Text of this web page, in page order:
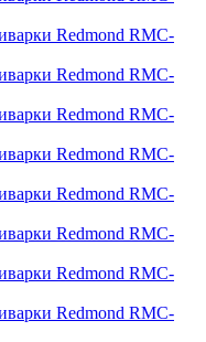
Redmond RMC-
Redmond RMC-
Redmond RMC-
Redmond RMC-
Redmond RMC-
Redmond RMC-
Redmond RMC-
Redmond RMC-